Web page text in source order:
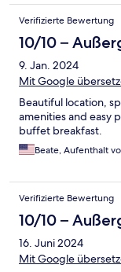
Verifizierte Bewertung
10/10 –
9. Jan. 2024
Mit Google
Beautiful location,
amenities and easy
buffet breakfast.
Beate, Aufenthalt
Verifizierte Bewertung
10/10 –
16. Juni 2024
Mit Google